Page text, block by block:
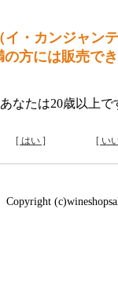
・カンジャン
の方には販売でき
あなたは20歳以上で
[ はい ] [ い
Copyright